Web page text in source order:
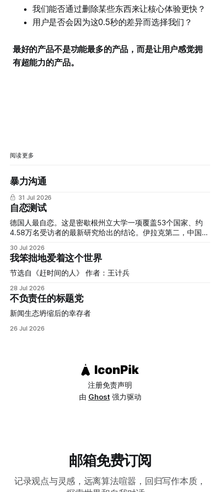
我们能否通过删除某些东西来让核心体验更快？
用户是否会因为这0.5秒的差异而选择我们？
最好的产品不是功能最多的产品，而是让用户感觉拥
有超能力的产品。
阅读更多
暴力沟通
31 Jul 2026
自恋测试
德国人最自恋。这是密歇根州立大学一项覆盖53个国家、约
4.58万名受访者的最新研究给出的结论。伊拉克第二，中国第
表"的美国，只排在第16位。 我们习惯把"自恋"和美式个人主
义、社交媒体文化、真人秀明星联系在一起，但这份研究提醒
我们：这种联想本身，可能就是一种文化偏见的产物。 自恋
碍时，就已经是一种值得关注的心理问题。它的核心特征是过
度的自我夸大、强烈渴望他人赞美，以及缺乏同理心。而在表
面的优越感背后，往往隐藏着脆弱和对自我价值的不确定。
自恋的个体，但数据显示恰恰相反：塞内加尔、孟加拉、摩洛
体主义这个维度的分类上，
30 Jul 2026
我笨拙地爱着这个世界
节选自《赶时间的人》 作者：王计兵
28 Jul 2026
不负责任的标题党
新闻生态坍缩后的幸存者
26 Jul 2026
注册免责声明
由 Ghost强力驱动
邮箱免费订阅
记录观点与灵感，远离算法喧嚣，回归写作本质，